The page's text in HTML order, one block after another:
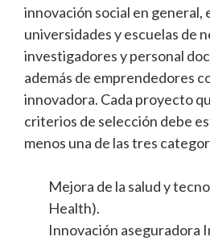
innovación social en general,
universidades y escuelas de
investigadores y personal
además de emprendedores
innovadora. Cada proyecto
criterios de selección debe
menos una de las tres
Mejora de la salud y
Health).
Innovación aseguradora